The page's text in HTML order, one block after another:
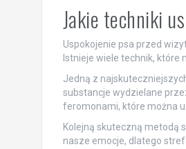
Jakie techniki
Uspokojenie psa przed
Istnieje wiele technik, które
Jedną z
substancje wydzielane
feromonami, które można
Kolejną skuteczną metodą
nasze emocje, dlatego